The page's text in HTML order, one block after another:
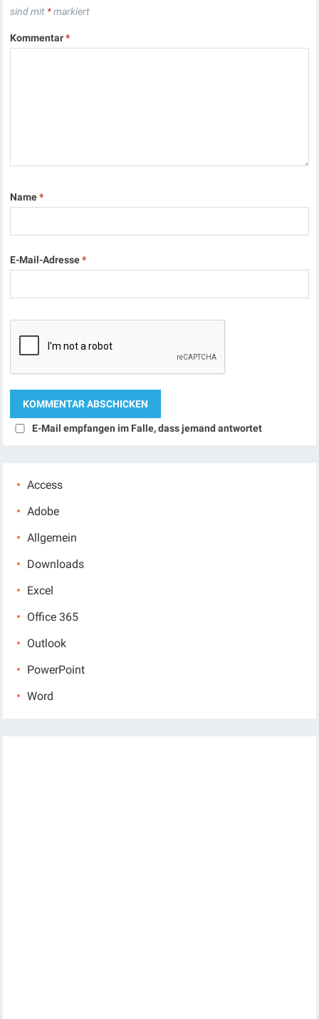
sind mit *markiert
Kommentar*
Name*
E-Mail-Adresse*
E-Mail empfangen im Falle, dass jemand antwortet
Access
Adobe
Allgemein
Downloads
Excel
Office 365
Outlook
PowerPoint
Word